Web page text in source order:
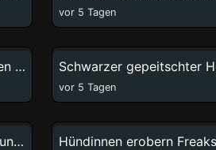
vor 5 Tagen
Hitziger Hund: Zwei Nutten machen im Freien Spaß
vor 5 Tagen
Retrograde Zoophilie: Ausschweifungen im Pferdesport